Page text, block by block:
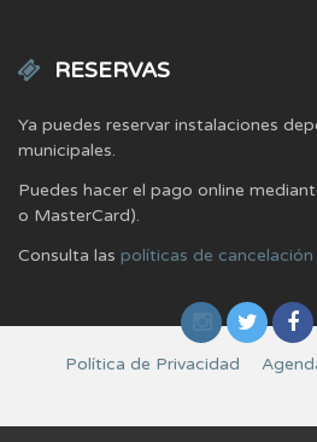
RESERVAS
Ya puedes reservar instalaciones
municipales.
Puedes hacer el pago online
o MasterCard).
Consulta las políticas de cancelación
Política de Privacidad